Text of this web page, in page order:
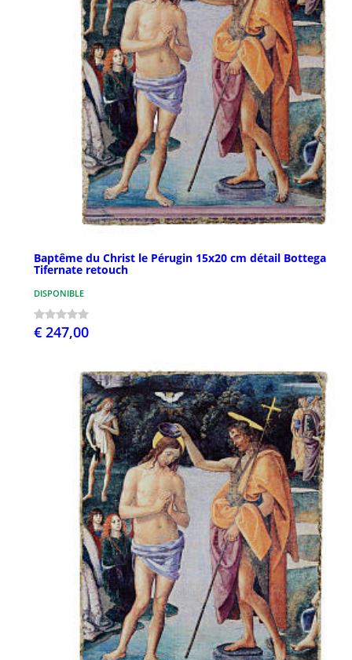
Baptême du Christ le Pérugin 15x20 cm détail Bottega
Tifernate retouch
DISPONIBLE
€ 247,00